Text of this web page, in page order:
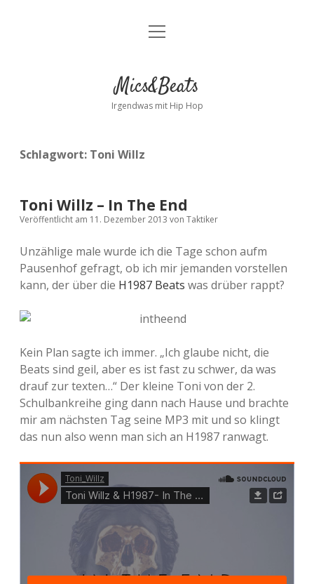
Kontakt
facebookinstagram
bandcamp
spotify
Menü
Mics&Beats
Irgendwas mit Hip Hop
Schlagwort: Toni Willz
Toni Willz – In The End
Veröffentlicht am 11. Dezember 2013 von Taktiker
Unzählige male wurde ich die Tage schon aufm
Pausenhof gefragt, ob ich mir jemanden vorstellen
kann, der über die H1987 Beats was drüber rappt?
Kein Plan sagte ich immer. „Ich glaube nicht, die
Beats sind geil, aber es ist fast zu schwer, da was
drauf zur texten…“ Der kleine Toni von der 2.
Schulbankreihe ging dann nach Hause und brachte
mir am nächsten Tag seine MP3 mit und so klingt
das nun also wenn man sich an H1987 ranwagt.